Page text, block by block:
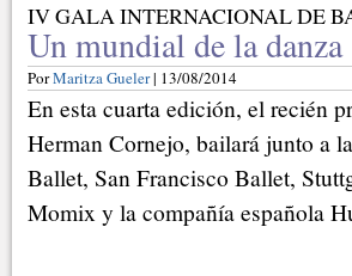
IV GALA INTERNACIONAL DE
Un mundial de la danza
PorMaritza Gueler| 13/08/2014
En esta cuarta edición, el recién
Herman Cornejo, bailará junto a
Ballet, San Francisco Ballet,
Momix y la compañía española